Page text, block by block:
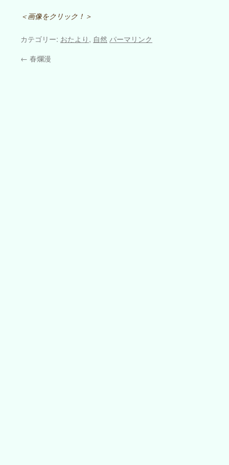
＜画像をクリック！＞
カテゴリー: おたより, 自然 パーマリンク
← 春爛漫